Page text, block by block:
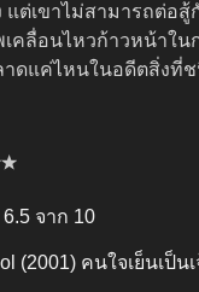
ต่เขาไม่สามารถต่อ
คลื่อนไหวก้าวหน้าใ
าดแค่ไหนในอดีตสิ่งที่
6.5 จาก 10
(2001) คนใจเย็นเป็น